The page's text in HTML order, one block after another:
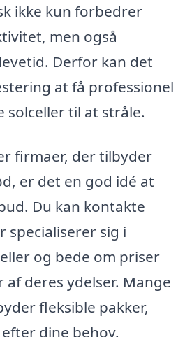
ikke kun forbedrer
men også
Derfor kan det
at få professionel
til at stråle.
firmaer, der tilbyder
er det en god idé at
Du kan kontakte
specialiserer sig i
og bede om priser
af deres ydelser. Mange
fleksible pakker,
dine behov.